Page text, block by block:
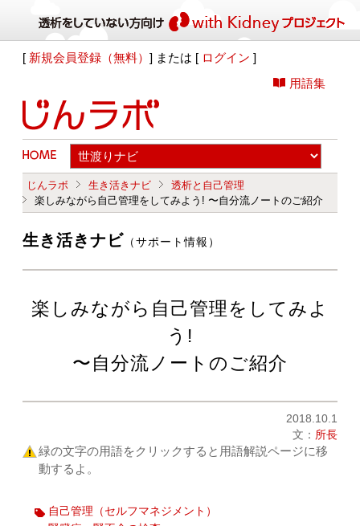
[ 新規会員登録（無料）] または [ ログイン ]
用語集
じんラボ 生き活きナビ
透析と自己管理
楽しみながら自己管理をしてみよう! 〜自分流ノートのご紹介
生き活きナビ （サポート情報）
楽しみながら自己管理をしてみよ
う!
〜自分流ノートのご紹介
2018.10.1
文： 所長
緑の文字の用語をクリックすると用語解説ページに移
動するよ。
自己管理（セルフマネジメント）